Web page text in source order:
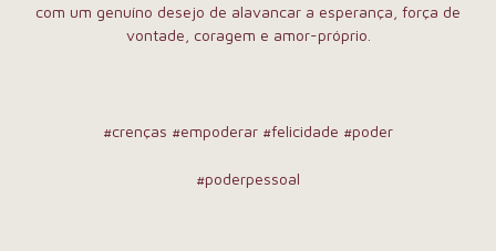
com um genuíno desejo de alavancar a esperança, força de
vontade, coragem e amor-próprio.
#crenças #empoderar #felicidade #poder
#poderpessoal